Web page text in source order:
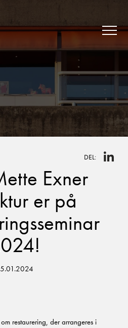
DEL:
Exner
er på
restaurering, der arrangeres i